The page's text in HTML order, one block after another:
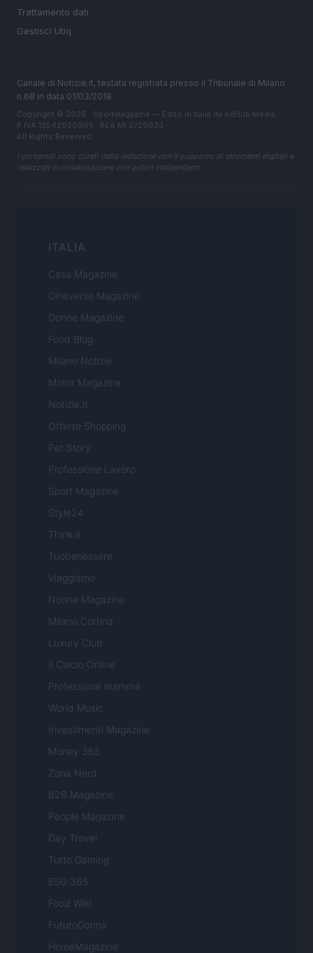
Trattamento dati
Gestisci Utiq
Canale di Notizie.it, testata registrata presso il Tribunale di Milano
n.68 in data 01/03/2018
Copyright © 2026 · Sportmagazine — Edito in Italia da AdHub Media
P.IVA 13542920965 · REA MI 2729933
All Rights Reserved
I contenuti sono curati dalla redazione con il supporto di strumenti digitali e
realizzati in collaborazione con autori indipendenti.
ITALIA
Casa Magazine
Cineverse Magazine
Donne Magazine
Food Blog
Milano Notizie
Motor Magazine
Notizie.it
Offerte Shopping
Pet Story
Professione Lavoro
Sport Magazine
Style24
Think.it
Tuobenessere
Viaggiamo
Nonne Magazine
Milano Cortina
Luxury Club
Il Calcio Online
Professione mamma
World Music
Investimenti Magazine
Money 365
Zona Nerd
B2B Magazine
People Magazine
Day Travel
Tutto Gaming
ESG 365
Food Wiki
FuturoDonna
HomeMagazine